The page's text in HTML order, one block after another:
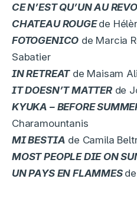
CE N’EST QU’UN AU
CHATEAU ROUGEde
FOTOGENICO de Marcia
Sabatier
IN RETREATde Maisam Ali
IT DOESN’T MATTERde
KYUKA – BEFORE
Charamountanis
MI BESTIA de Camila
MOST PEOPLE DIE ON
UN PAYS EN FLAMMES